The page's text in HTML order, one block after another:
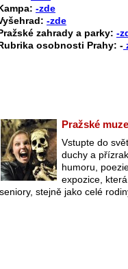
-zde
-zde
zahrady a parky: -
osobnosti Prahy: -
Pražské
Vstupte do
duchy a
humoru,
expozice,
seniory, stejně jako celé